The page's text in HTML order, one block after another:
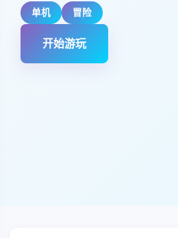
单机 冒险
开始游玩